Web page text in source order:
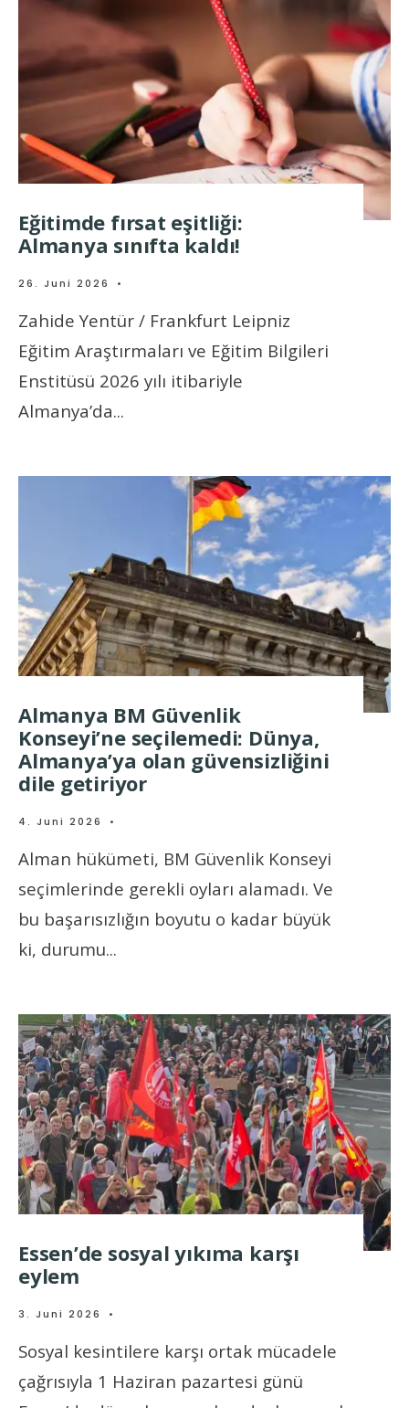
Eğitimde fırsat eşitliği:
Almanya sınıfta kaldı!
26. Juni 2026 •
Zahide Yentür / Frankfurt Leipniz
Eğitim Araştırmaları ve Eğitim Bilgileri
Enstitüsü 2026 yılı itibariyle
Almanya’da...
Almanya BM Güvenlik
Konseyi’ne seçilemedi: Dünya,
Almanya’ya olan güvensizliğini
dile getiriyor
4. Juni 2026 •
Alman hükümeti, BM Güvenlik Konseyi
seçimlerinde gerekli oyları alamadı. Ve
bu başarısızlığın boyutu o kadar büyük
ki, durumu...
Essen’de sosyal yıkıma karşı
eylem
3. Juni 2026 •
Sosyal kesintilere karşı ortak mücadele
çağrısıyla 1 Haziran pazartesi günü